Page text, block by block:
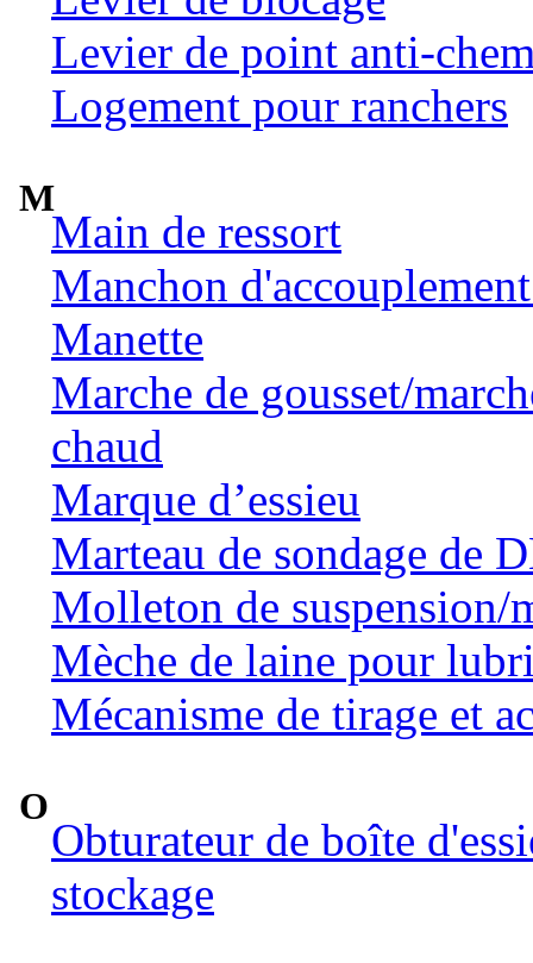
Levier de point anti-
Logement pour ranchers
M
Main de ressort
Manchon
Manette
Marche de gousset/
chaud
Marque d’essieu
Marteau de sondage de
Molleton de suspension/
Mèche de laine pour
Mécanisme de tirage et
O
Obturateur de boîte
stockage